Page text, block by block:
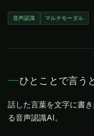
音声認識 マルチモーダル
ひとことで言う
話した言葉を文字に書
る音声認識AI。